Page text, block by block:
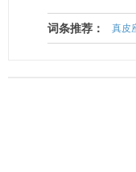
词条推荐： 真皮